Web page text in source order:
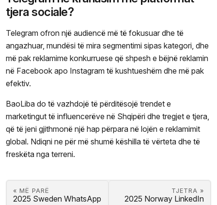
tjera sociale?
Telegram ofron një audiencë më të fokusuar dhe të
angazhuar, mundësi të mira segmentimi sipas kategori, dhe
më pak reklamime konkurruese që shpesh e bëjnë reklamin
në Facebook apo Instagram të kushtueshëm dhe më pak
efektiv.
BaoLiba do të vazhdojë të përditësojë trendet e
marketingut të influencerëve në Shqipëri dhe tregjet e tjera,
që të jeni gjithmonë një hap përpara në lojën e reklamimit
global. Ndiqni ne për më shumë këshilla të vërteta dhe të
freskëta nga terreni.
« MË PARË
2025 Sweden WhatsApp
TJETRA »
2025 Norway LinkedIn